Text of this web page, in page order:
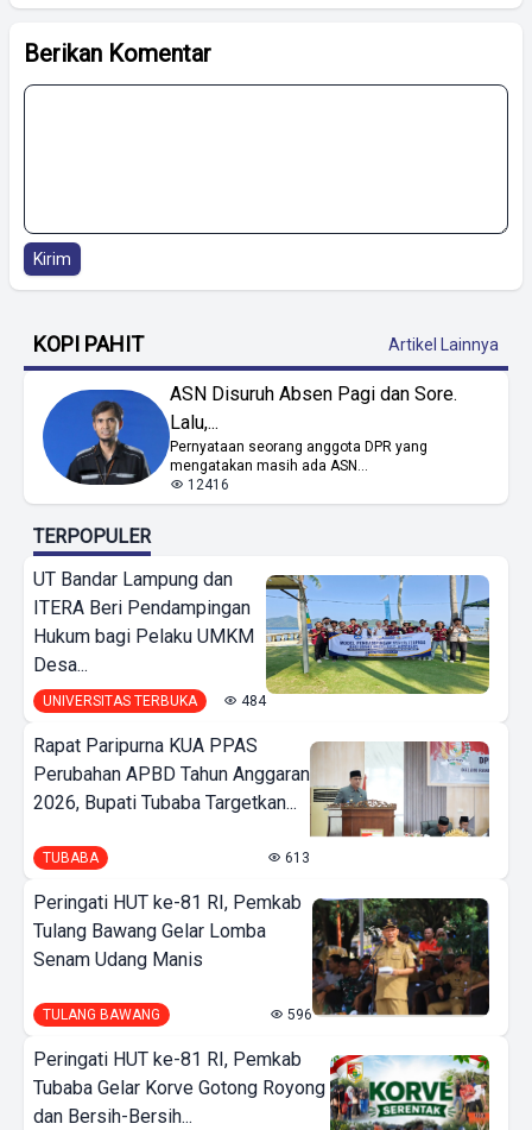
Berikan Komentar
Kirim
KOPI PAHIT Artikel Lainnya
ASN Disuruh Absen Pagi dan Sore.
Lalu,...
Pernyataan seorang anggota DPR yang
mengatakan masih ada ASN...
12416
TERPOPULER
UT Bandar Lampung dan
ITERA Beri Pendampingan
Hukum bagi Pelaku UMKM
Desa...
UNIVERSITAS TERBUKA 484
Rapat Paripurna KUA PPAS
Perubahan APBD Tahun Anggaran
2026, Bupati Tubaba Targetkan...
TUBABA 613
Peringati HUT ke-81 RI, Pemkab
Tulang Bawang Gelar Lomba
Senam Udang Manis
TULANG BAWANG 596
Peringati HUT ke-81 RI, Pemkab
Tubaba Gelar Korve Gotong Royong
dan Bersih-Bersih...